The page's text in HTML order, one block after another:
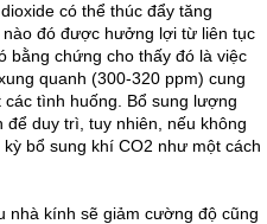
có thể thúc đẩy tăng
đó được hưởng lợi từ liên tục
bằng chứng cho thấy đó là việc
quanh (300-320 ppm) cung
tình huống. Bổ sung lượng
để duy trì, tuy nhiên, nếu không
bổ sung khí CO2 như một cách
nhà kính sẽ giảm cường độ cũng